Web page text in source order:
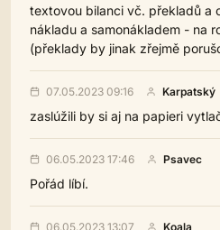
textovou bilanci vč. překladů a
nákladu a samonákladem - na
(překlady by jinak zřejmě
07.05.2023 09:16 Karpatský
zaslúžili by si aj na papieri
06.05.2023 17:46 Psavec
Pořád líbí.
06.05.2023 13:07 Koala